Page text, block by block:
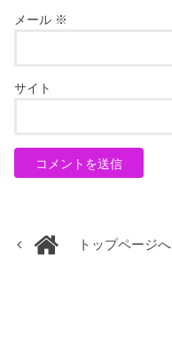
メール ※
サイト
トップページへ